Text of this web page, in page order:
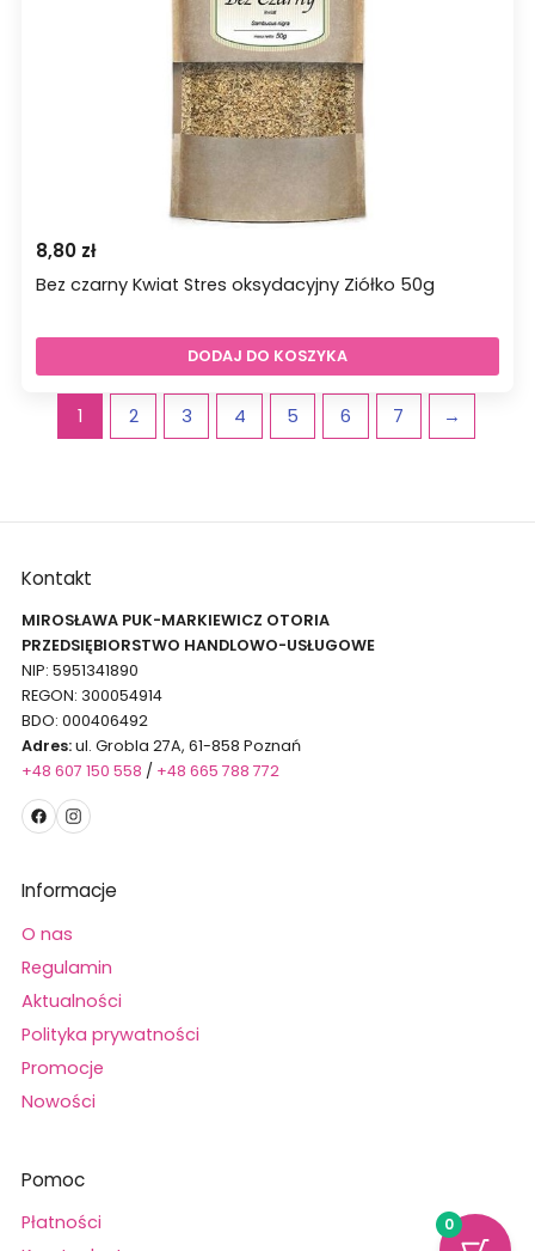
8,80 zł
Bez czarny Kwiat Stres oksydacyjny Ziółko 50g
DODAJ DO KOSZYKA
1 2 3 4 5 6 7 →
Kontakt
MIROSŁAWA PUK-MARKIEWICZ OTORIA
PRZEDSIĘBIORSTWO HANDLOWO-USŁUGOWE
NIP: 5951341890
REGON: 300054914
BDO: 000406492
Adres:ul. Grobla 27A, 61-858 Poznań
+48 607 150 558 / +48 665 788 772
Informacje
O nas
Regulamin
Aktualności
Polityka prywatności
Promocje
Nowości
Pomoc
Płatności
0